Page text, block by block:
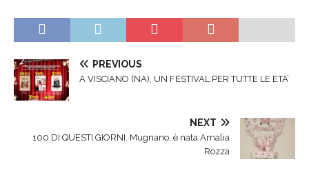
PREVIOUS
A VISCIANO (NA), UN FESTIVAL PER TUTTE LE ETA’
NEXT
100 DI QUESTI GIORNI. Mugnano, è nata Amalia
Rozza